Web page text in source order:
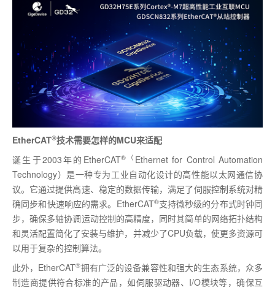
EtherCAT®技术需要怎样的MCU来适配
诞生于2003年的 EtherCAT®（ Ethernet for Control Automation
Technology）是一种专为工业自动化设计的高性能以太网通信协
议。它通过提供高速、稳定的数据传输，满足了伺服控制系统对精
确同步和快速响应的需求。 EtherCAT®支持微秒级的分布式时钟同
步，确保多轴协调运动控制的高精度，同时其简单的网络拓扑结构
和灵活配置简化了安装与维护，并减少了CPU负载，使更多资源可
以用于复杂的控制算法。
此外， EtherCAT®拥有广泛的设备兼容性和强大的生态系统，众多
制造商提供符合标准的产品，如伺服驱动器、 I/O模块等，确保互